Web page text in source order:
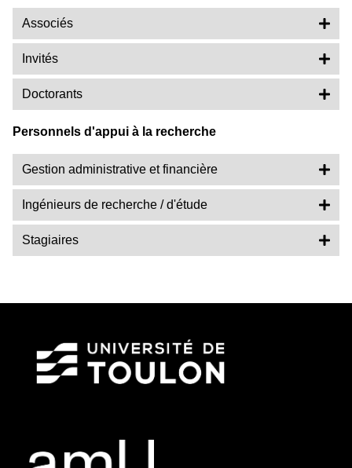
Associés
Invités
Doctorants
Personnels d'appui à la recherche
Gestion administrative et financière
Ingénieurs de recherche / d'étude
Stagiaires